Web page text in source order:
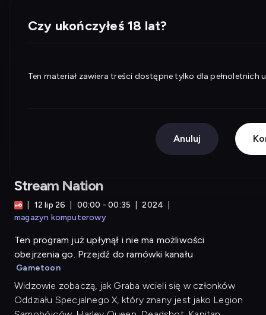
Stream Nation
12 lip 26 00:00 - 00:35
2024
magazyn komputerowy
Ten program już upłynął i nie ma możliwości
obejrzenia go. Przejdź do ramówki kanału
Gametoon
Widzowie zobaczą, jak Graba wcieli się w członków
Oddziału Specjalnego X, który znany jest jako Legion
Czy ukończyłeś 18 lat?
Ten materiał zawiera treści dostępne tylko dla pełnoletnich
Anuluj